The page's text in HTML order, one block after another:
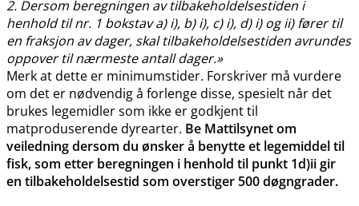
2. Dersom beregningen av tilbakeholdelsestiden i
henhold til nr. 1 bokstav a) i), b) i), c) i), d) i) og ii) fører til
en fraksjon av dager, skal tilbakeholdelsestiden avrundes
oppover til nærmeste antall dager.»
Merk at dette er minimumstider. Forskriver må vurdere
om det er nødvendig å forlenge disse, spesielt når det
brukes legemidler som ikke er godkjent til
matproduserende dyrearter. Be Mattilsynet om
veiledning dersom du ønsker å benytte et legemiddel til
fisk, som etter beregningen i henhold til punkt 1d)ii gir
en tilbakeholdelsestid som overstiger 500 døgngrader.